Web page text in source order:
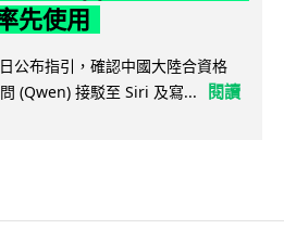
先使用
公布指引，確認中國大陸合資格
(Qwen) 接駁至 Siri 及寫...
閱讀